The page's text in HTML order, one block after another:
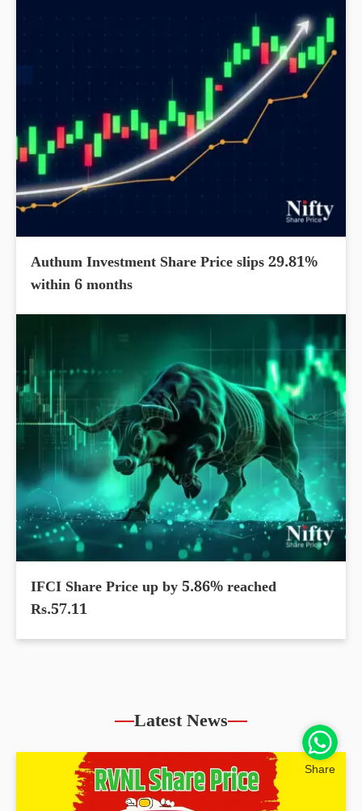
Authum Investment Share Price slips 29.81%
within 6 months
IFCI Share Price up by 5.86% reached
Rs.57.11
Latest News
Share